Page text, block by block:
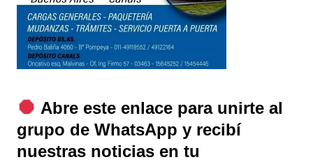
Abre este enlace para unirte al
grupo de WhatsApp y recibí
nuestras noticias en tu